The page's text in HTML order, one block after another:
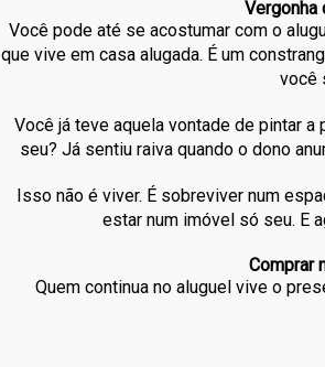
Vergonha
Você pode até se acostumar com o
que vive em casa alugada. É um
você
Você já teve aquela vontade de pintar a
seu? Já sentiu raiva quando o dono
Isso não é viver. É sobreviver num
estar num imóvel só seu. E
Comprar
Quem continua no aluguel vive o